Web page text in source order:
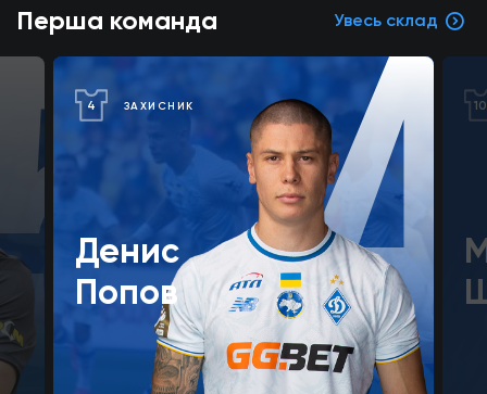
Перша команда Увесь склад
4 ЗАХИСНИК
Денис
Попов
10